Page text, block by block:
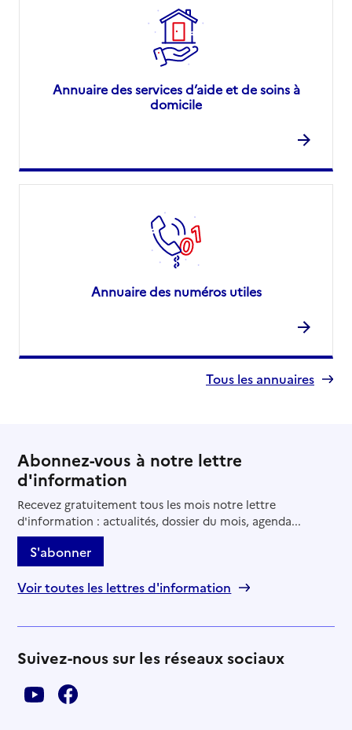
Annuaire des services d’aide et de soins à
domicile
Annuaire des numéros utiles
Tous les annuaires
Abonnez-vous à notre lettre
d'information
Recevez gratuitement tous les mois notre lettre
d'information : actualités, dossier du mois, agenda...
S'abonner
Voir toutes les lettres d'information
Suivez-nous sur les réseaux sociaux